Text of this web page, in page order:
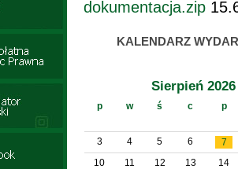
dokumentacja.zip
KALENDARZ
Sierpień 2026
p w ś c p
3 4 5 6
7
10
11 12 13
14